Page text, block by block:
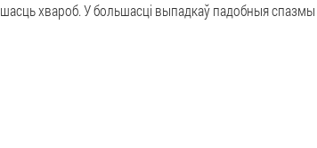
хвароб. У большасці выпадкаў падобныя спазмы